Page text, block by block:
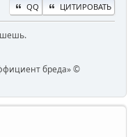
QQ ЦИТИРОВАТЬ
бреда» ©